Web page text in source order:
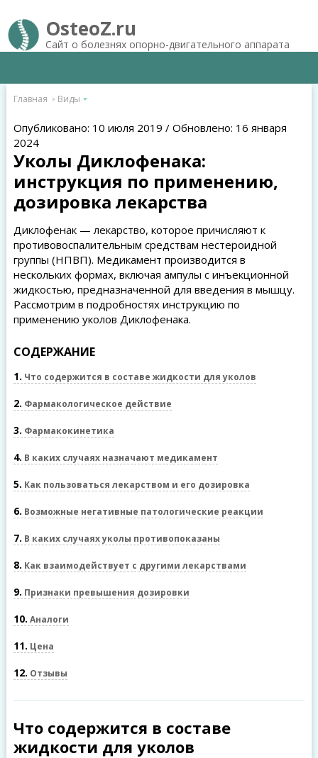
OsteoZ.ru
Сайт о болезнях опорно-двигательного аппарата
Главная Виды
Опубликовано: 10 июля 2019 / Обновлено: 16 января
2024
Уколы Диклофенака:
инструкция по применению,
дозировка лекарства
Диклофенак — лекарство, которое причисляют к
противовоспалительным средствам нестероидной
группы (НПВП). Медикамент производится в
нескольких формах, включая ампулы с инъекционной
жидкостью, предназначенной для введения в мышцу.
Рассмотрим в подробностях инструкцию по
применению уколов Диклофенака.
СОДЕРЖАНИЕ
1 Что содержится в составе жидкости для уколов
2 Фармакологическое действие
3 Фармакокинетика
4 В каких случаях назначают медикамент
5 Как пользоваться лекарством и его дозировка
6 Возможные негативные патологические реакции
7 В каких случаях уколы противопоказаны
8 Как взаимодействует с другими лекарствами
9 Признаки превышения дозировки
10 Аналоги
11 Цена
12 Отзывы
Что содержится в составе
жидкости для уколов